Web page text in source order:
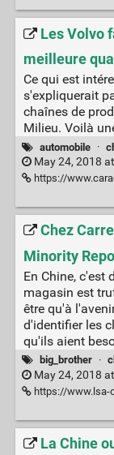
Les Volvo
meilleure
Ce qui est
s'expliquerait
chaînes de
Milieu. Voilà
automobile ·
May 24, 2018 at
https://www.caradisiac.com/
Chez
Minority
En Chine, c'est
magasin est
être qu'à
d'identifier les
qu'ils aient
big_brother ·
May 24, 2018 at
https://www.lsa-conso.fr/
La Chine